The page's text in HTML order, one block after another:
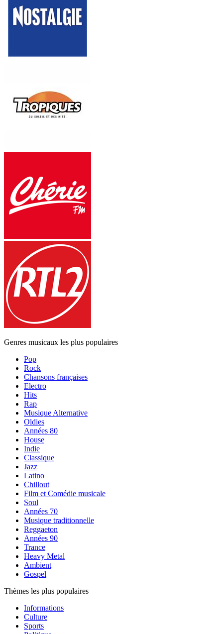
Genres musicaux les plus populaires
Pop
Rock
Chansons françaises
Electro
Hits
Rap
Musique Alternative
Oldies
Années 80
House
Indie
Classique
Jazz
Latino
Chillout
Film et Comédie musicale
Soul
Années 70
Musique traditionnelle
Reggaeton
Années 90
Trance
Heavy Metal
Ambient
Gospel
Thèmes les plus populaires
Informations
Culture
Sports